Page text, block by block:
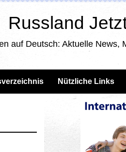
Russland
auf Deutsch: Aktuelle
Nützliche Links